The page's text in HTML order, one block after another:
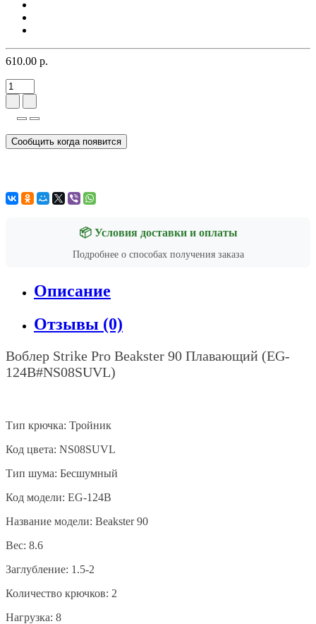
610.00 р.
Сообщить когда появится
📦 Условия доставки и оплаты
Подробнее о способах получения заказа
Описание
Отзывы (0)
Воблер Strike Pro Beakster 90 Плавающий (EG-
124B#NS08SUVL)
Тип крючка: Тройник
Код цвета: NS08SUVL
Тип шума: Бесшумный
Код модели: EG-124B
Название модели: Beakster 90
Вес: 8.6
Заглубление: 1.5-2
Количество крючков: 2
Нагрузка: 8